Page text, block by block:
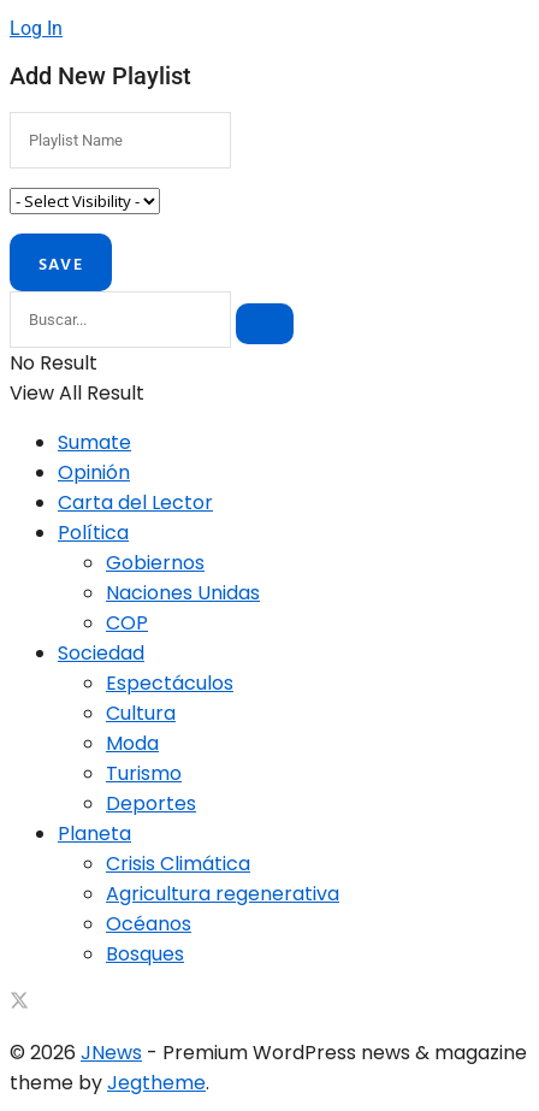
Log In
Add New Playlist
No Result
View All Result
Sumate
Opinión
Carta del Lector
Política
Gobiernos
Naciones Unidas
COP
Sociedad
Espectáculos
Cultura
Moda
Turismo
Deportes
Planeta
Crisis Climática
Agricultura regenerativa
Océanos
Bosques
© 2026 JNews - Premium WordPress news & magazine
theme byJegtheme.